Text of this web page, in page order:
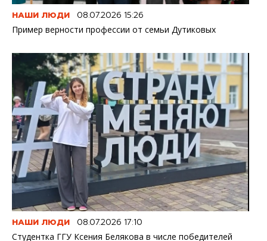
НАШИ ЛЮДИ 08.07.2026 15:26
Пример верности профессии от семьи Дутиковых
НАШИ ЛЮДИ 08.07.2026 17:10
Студентка ГГУ Ксения Белякова в числе победителей